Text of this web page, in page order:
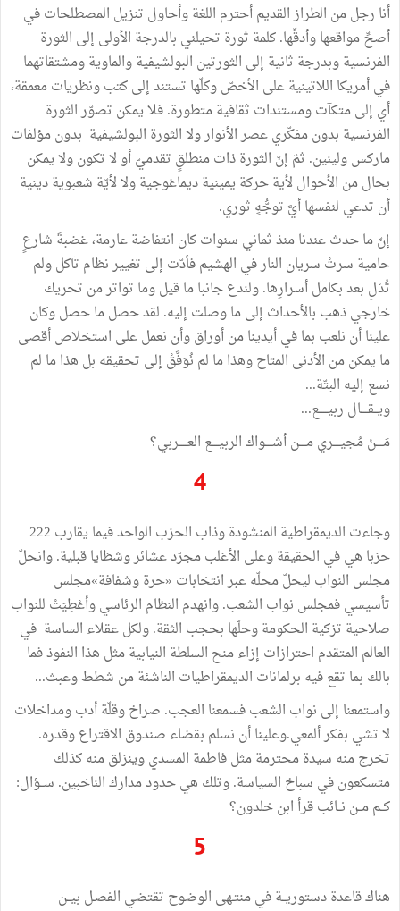
أنا رجل من الطراز القديم أحترم اللغة وأحاول تنزيل المصطلحات في
أصحِّ مواقعها وأدقِّها. كلمة ثورة تحيلني بالدرجة الأولى إلى الثورة
الفرنسية وبدرجة ثانية إلى الثورتين البولشيفية والماوية ومشتقاتهما
في أمريكا اللاتينية على الأخصّ وكلّها تستند إلى كتب ونظريات معمقة،
أي إلى متكآت ومستندات ثقافية متطورة. فلا يمكن تصوّر الثورة
الفرنسية بدون مفكّري عصر الأنوار ولا الثورة البولشيفية بدون مؤلفات
ماركس ولينين. ثمّ إنّ الثورة ذات منطلقٍ تقدميّ أو لا تكون ولا يمكن
بحال من الأحوال لأية حركة يمينية ديماغوجية ولا لأيّة شعبوية دينية
أن تدعي لنفسها أيَّ توجُّهٍ ثوري.
إنّ ما حدث عندنا منذ ثماني سنوات كان انتفاضة عارمة، غضبةَ شارعٍ
حامية سرتْ سريان النار في الهشيم فأدّت إلى تغيير نظام تآكل ولم
تُدْلِ بعد بكامل أسرارِها. ولندع جانبا ما قيل وما تواتر من تحريك
خارجي ذهب بالأحداث إلى ما وصلت إليه. لقد حصل ما حصل وكان
علينا أن نلعب بما في أيدينا من أوراق وأن نعمل على استخلاص أقصى
ما يمكن من الأدنى المتاح وهذا ما لم نُوَفَّقْ إلى تحقيقه بل هذا ما لم
نسع إليه البتّة...
ويــقــــال ربيـــــع...
مَــــنْ مُجيــــري مــــن أشــــواك الربيــــع العـــــربي؟
4
وجاءت الديمقراطية المنشودة وذاب الحزب الواحد فيما يقارب 222
حزبا هي في الحقيقة وعلى الأغلب مجرّد عشائر وشظايا قبلية. وانحلّ
مجلس النواب ليحلّ محلّه عبر انتخابات «حرة وشفافة»مجلس
تأسيسي فمجلس نواب الشعب. وانهدم النظام الرئاسي وأعْطِيَتْ للنواب
صلاحية تزكية الحكومة وحلّها بحجب الثقة. ولكل عقلاء الساسة في
العالم المتقدم احترازات إزاء منح السلطة النيابية مثل هذا النفوذ فما
بالك بما تقع فيه برلمانات الديمقراطيات الناشئة من شطط وعبث...
واستمعنا إلى نواب الشعب فسمعنا العجب. صراخ وقلّة أدب ومداخلات
لا تشي بفكر ألمعي.وعلينا أن نسلم بقضاء صندوق الاقتراع وقدره.
تخرج منه سيدة محترمة مثل فاطمة المسدي وينزلق منه كذلك
متسكعون في سباخ السياسة. وتلك هي حدود مدارك الناخبين. ســؤال:
كــم مــن نــائب قرأ ابن خلدون؟
5
هناك قاعدة دستوريــة في منتـهى الوضوح تقتضي الفصـل بيــن